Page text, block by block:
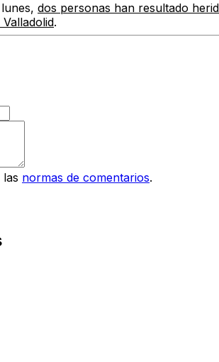
dos personas han resultado
.
normas de comentarios.